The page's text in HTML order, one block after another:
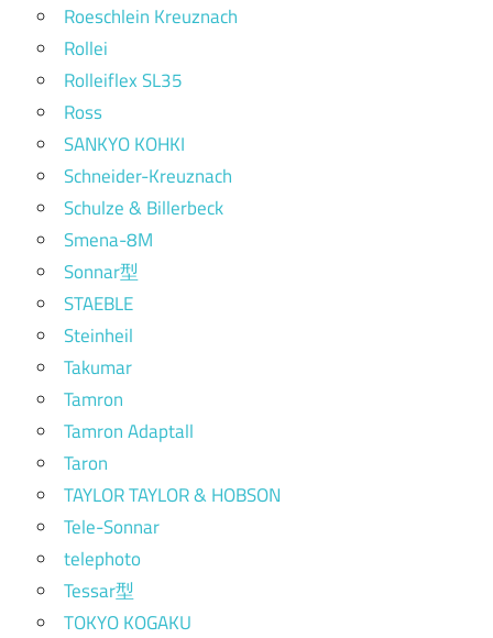
Roeschlein Kreuznach
Rollei
Rolleiflex SL35
Ross
SANKYO KOHKI
Schneider-Kreuznach
Schulze & Billerbeck
Smena-8M
Sonnar型
STAEBLE
Steinheil
Takumar
Tamron
Tamron Adaptall
Taron
TAYLOR TAYLOR & HOBSON
Tele-Sonnar
telephoto
Tessar型
TOKYO KOGAKU